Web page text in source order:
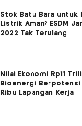
Stok Batu Bara untuk
Listrik Aman? ESDM
2022 Tak Terulang
Nilai Ekonomi Rp11
Bioenergi Berpotensi
Ribu Lapangan Kerja